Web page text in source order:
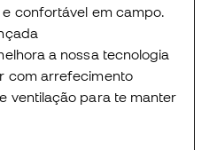
confortável em campo.
a nossa tecnologia
com arrefecimento
ventilação para te manter